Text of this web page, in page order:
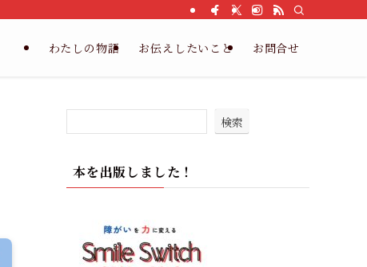
わたしの物語 お伝えしたいこと お問合せ
検索
本を出版しました！